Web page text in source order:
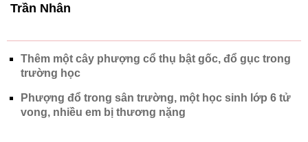
Trần Nhân
Thêm một cây phượng cổ thụ bật gốc, đổ gục trong
trường học
Phượng đổ trong sân trường, một học sinh lớp 6 tử
vong, nhiều em bị thương nặng